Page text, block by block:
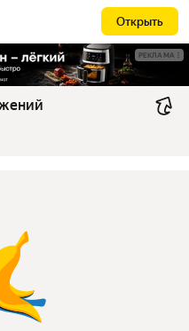
Открыть
РЕКЛАМА